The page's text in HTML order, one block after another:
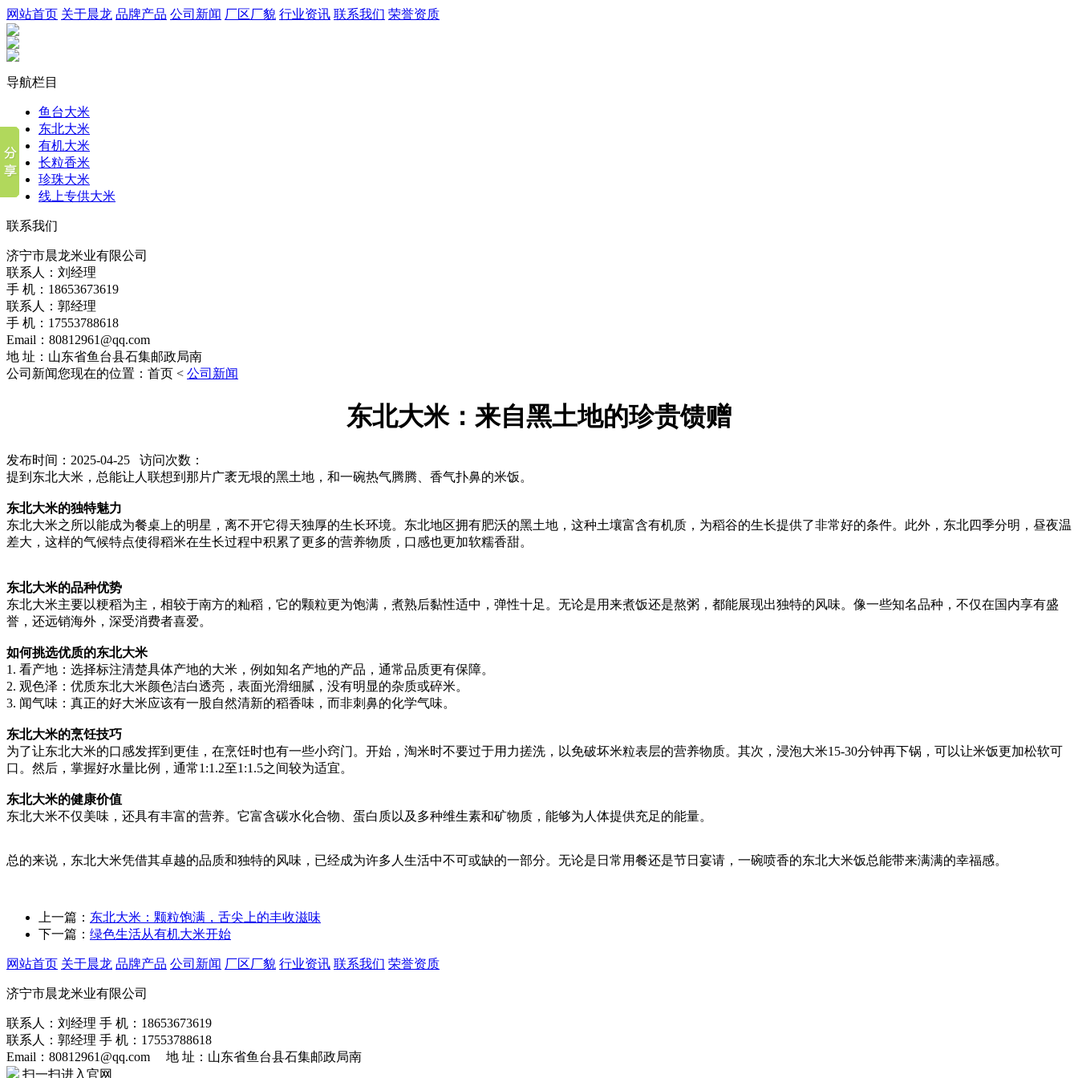
网站首页 关于晨龙 品牌产品 公司新闻 厂区厂貌 行业资讯 联系我们 荣誉资质
导航栏目
鱼台大米
东北大米
有机大米
长粒香米
珍珠大米
线上专供大米
联系我们
济宁市晨龙米业有限公司
联系人：刘经理
手 机：18653673619
联系人：郭经理
手 机：17553788618
Email：80812961@qq.com
地 址：山东省鱼台县石集邮政局南
公司新闻您现在的位置：首页 < 公司新闻
东北大米：来自黑土地的珍贵馈赠
发布时间：2025-04-25 访问次数：
提到东北大米，总能让人联想到那片广袤无垠的黑土地，和一碗热气腾腾、香气扑鼻的米饭。
东北大米的独特魅力
东北大米之所以能成为餐桌上的明星，离不开它得天独厚的生长环境。东北地区拥有肥沃的黑土地，这种土壤富含有机质，为稻谷的生长提供了非常好的条件。 此外，东北四季分明，昼夜温
差大，这样的气候特点使得稻米在生长过程中积累了更多的营养物质，口感也更加软糯香甜。
东北大米的品种优势
东北大米主要以粳稻为主，相较于南方的籼稻，它的颗粒更为饱满，煮熟后黏性适中，弹性十足。无论是用来煮饭还是熬粥，都能展现出独特的风味。 像一些知名品种，不仅在国内享有盛
誉，还远销海外，深受消费者喜爱。
如何挑选优质的东北大米
1. 看产地：选择标注清楚具体产地的大米，例如知名产地的产品，通常品质更有保障。
2. 观色泽：优质东北大米颜色洁白透亮，表面光滑细腻，没有明显的杂质或碎米。
3. 闻气味：真正的好大米应该有一股自然清新的稻香味，而非刺鼻的化学气味。
东北大米的烹饪技巧
为了让东北大米的口感发挥到更佳，在烹饪时也有一些小窍门。开始，淘米时不要过于用力搓洗，以免破坏米粒表层的营养物质。 其次，浸泡大米15-30分钟再下锅，可以让米饭更加松软可
口。然后，掌握好水量比例，通常1:1.2至1:1.5之间较为适宜。
东北大米的健康价值
东北大米不仅美味，还具有丰富的营养。它富含碳水化合物、蛋白质以及多种维生素和矿物质，能够为人体提供充足的能量。
总的来说，东北大米凭借其卓越的品质和独特的风味，已经成为许多人生活中不可或缺的一部分。无论是日常用餐还是节日宴请，一碗喷香的东北大米饭总能带来满满的幸福感。
上一篇： 东北大米：颗粒饱满，舌尖上的丰收滋味
下一篇： 绿色生活从有机大米开始
网站首页 关于晨龙 品牌产品 公司新闻 厂区厂貌 行业资讯 联系我们 荣誉资质
济宁市晨龙米业有限公司
联系人：刘经理 手 机：18653673619
联系人：郭经理 手 机：17553788618
Email：80812961@qq.com
地 址：山东省鱼台县石集邮政局南
扫一扫进入官网